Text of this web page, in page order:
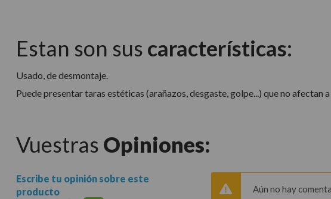
Estan son sus características:
Usado, de desmontaje.
Puede presentar taras estéticas (arañazos, desgaste, golpe...) que no afectan
Vuestras Opiniones:
Escribe tu opinión sobre este
producto
Aún no hay